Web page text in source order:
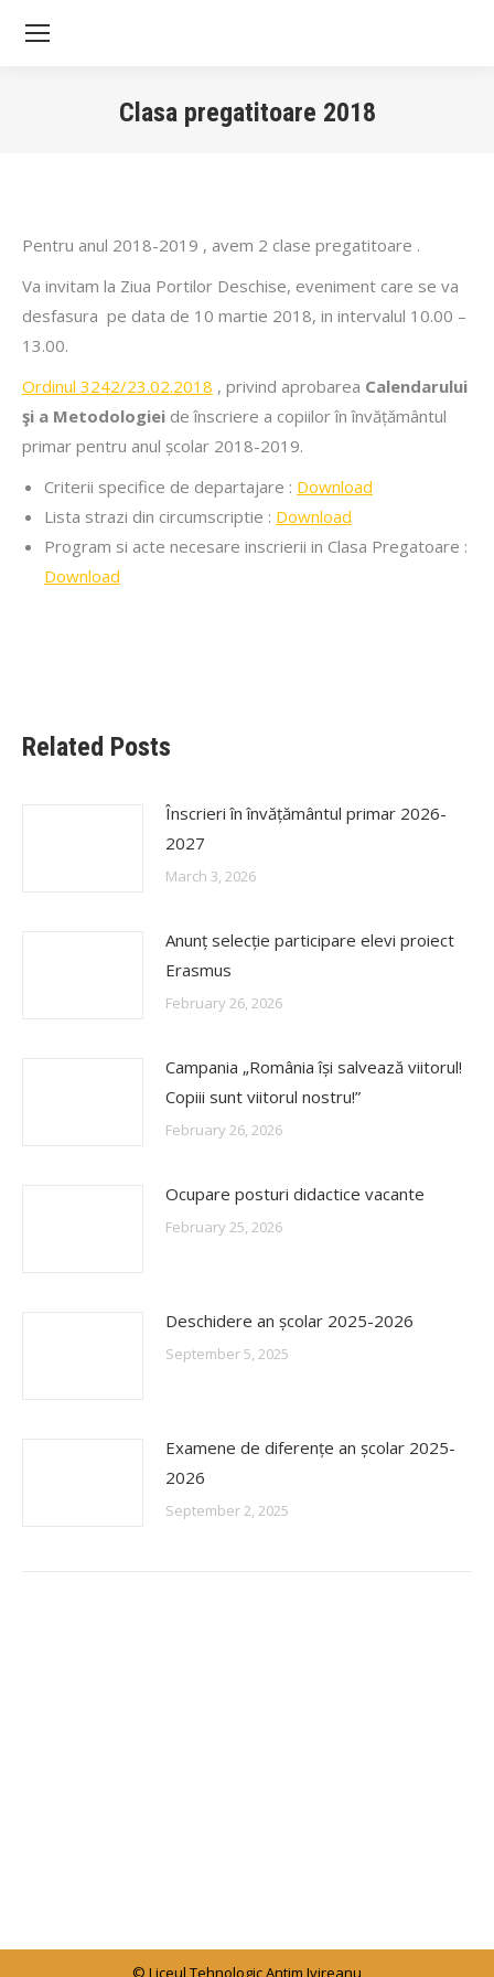
Clasa pregatitoare 2018
Pentru anul 2018-2019 , avem 2 clase pregatitoare .
Va invitam la Ziua Portilor Deschise, eveniment care se va
desfasura pe data de 10 martie 2018, in intervalul 10.00 –
13.00.
Ordinul 3242/23.02.2018 , privind aprobarea Calendarului
şi a Metodologiei de înscriere a copiilor în învățământul
primar pentru anul școlar 2018-2019.
Criterii specifice de departajare : Download
Lista strazi din circumscriptie : Download
Program si acte necesare inscrierii in Clasa Pregatoare :
Download
Related Posts
Înscrieri în învățământul primar 2026-
2027
March 3, 2026
Anunț selecție participare elevi proiect
Erasmus
February 26, 2026
Campania „România își salvează viitorul!
Copiii sunt viitorul nostru!”
February 26, 2026
Ocupare posturi didactice vacante
February 25, 2026
Deschidere an școlar 2025-2026
September 5, 2025
Examene de diferențe an școlar 2025-
2026
September 2, 2025
© Liceul Tehnologic Antim Ivireanu